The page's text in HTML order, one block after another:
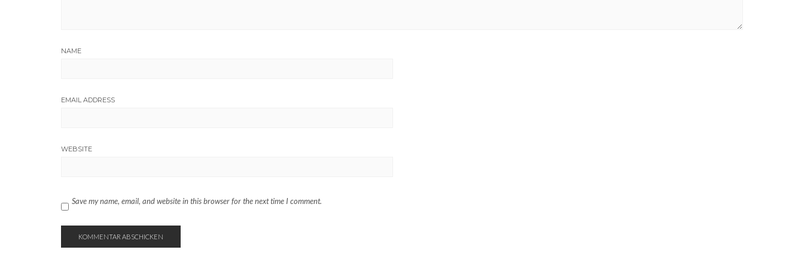
NAME
EMAIL ADDRESS
WEBSITE
Save my name, email, and website in this browser for the next time I comment.